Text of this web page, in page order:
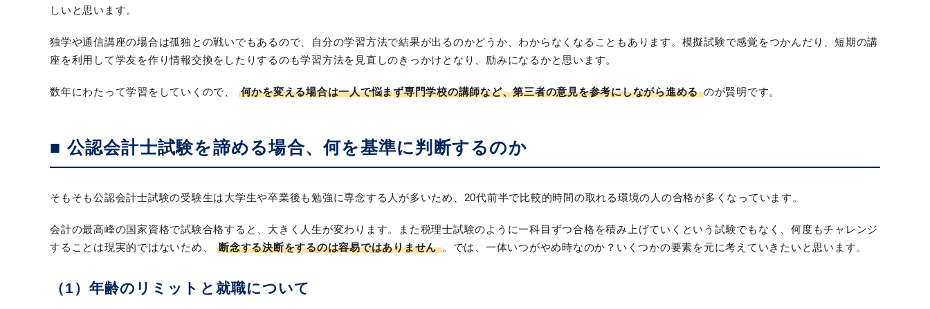
しいと思います。
独学や通信講座の場合は孤独との戦いでもあるので、自分の学習方法で結果が出るのかどうか、わからなくなることもあります。模擬試験で感覚をつかんだり、短期の講
座を利用して学友を作り情報交換をしたりするのも学習方法を見直しのきっかけとなり、励みになるかと思います。
数年にわたって学習をしていくので、 何かを変える場合は一人で悩まず専門学校の講師など、第三者の意見を参考にしながら進めるのが賢明です。
■ 公認会計士試験を諦める場合、何を基準に判断するのか
そもそも公認会計士試験の受験生は大学生や卒業後も勉強に専念する人が多いため、20代前半で比較的時間の取れる環境の人の合格が多くなっています。
会計の最高峰の国家資格で試験合格すると、大きく人生が変わります。また税理士試験のように一科目ずつ合格を積み上げていくという試験でもなく、何度もチャレンジ
することは現実的ではないため、
断念する決断をするのは容易ではありません。では、一体いつがやめ時なのか？いくつかの要素を元に考えていきたいと思います。
（1）年齢のリミットと就職について